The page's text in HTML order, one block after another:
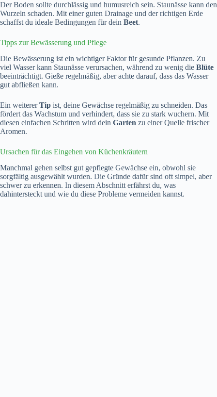
Der Boden sollte durchlässig und humusreich sein. Staunässe kann den
Wurzeln schaden. Mit einer guten Drainage und der richtigen Erde
schaffst du ideale Bedingungen für dein Beet.
Tipps zur Bewässerung und Pflege
Die Bewässerung ist ein wichtiger Faktor für gesunde Pflanzen. Zu
viel Wasser kann Staunässe verursachen, während zu wenig die Blüte
beeinträchtigt. Gieße regelmäßig, aber achte darauf, dass das Wasser
gut abfließen kann.
Ein weitererTip ist, deine Gewächse regelmäßig zu schneiden. Das
fördert das Wachstum und verhindert, dass sie zu stark wuchern. Mit
diesen einfachen Schritten wird dein Garten zu einer Quelle frischer
Aromen.
Ursachen für das Eingehen von Küchenkräutern
Manchmal gehen selbst gut gepflegte Gewächse ein, obwohl sie
sorgfältig ausgewählt wurden. Die Gründe dafür sind oft simpel, aber
schwer zu erkennen. In diesem Abschnitt erfährst du, was
dahintersteckt und wie du diese Probleme vermeiden kannst.